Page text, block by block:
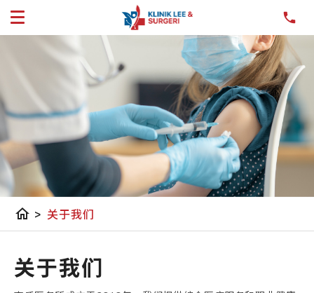
home > 关于我们
关于我们